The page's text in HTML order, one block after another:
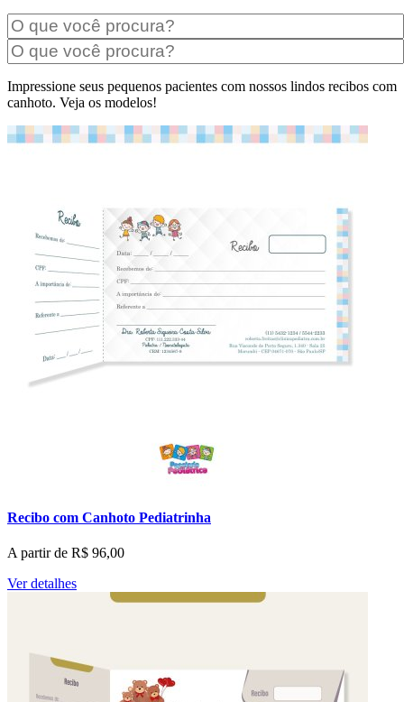
Impressione seus pequenos pacientes com nossos lindos recibos com
canhoto. Veja os modelos!
Recibo com Canhoto Pediatrinha
A partir de R$ 96,00
Ver detalhes